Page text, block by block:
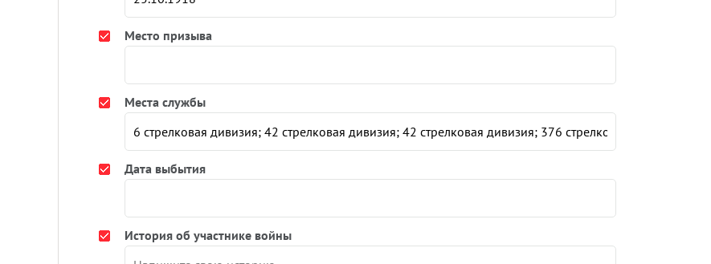
Место призыва
Места службы
Дата выбытия
История об участнике войны